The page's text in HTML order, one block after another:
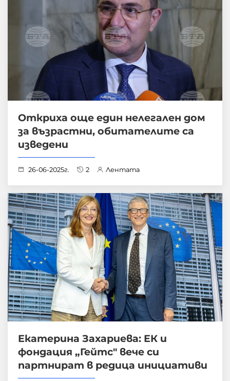
Откриха още един нелегален дом
за възрастни, обитателите са
изведени
26-06-2025г. 2 Лентата
Екатерина Захариева: ЕК и
фондация „Гейтс" вече си
партнират в редица инициативи